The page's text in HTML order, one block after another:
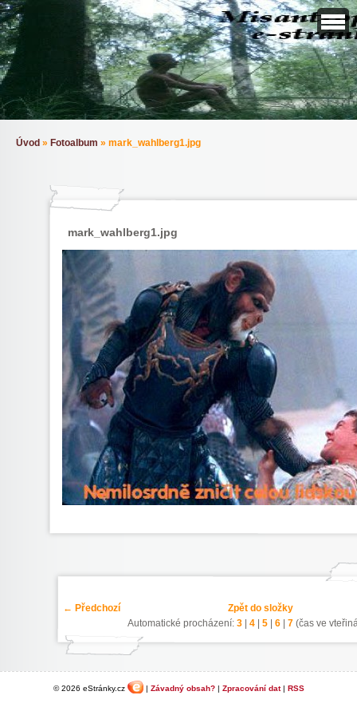
Úvod » Fotoalbum » mark_wahlberg1.jpg
mark_wahlberg1.jpg
← Předchozí
Zpět do složky
Automatické procházení: 3| 4| 5| 6| 7(čas ve
© 2026 eStránky.cz | Závadný obsah?| Zpracování dat| RSS